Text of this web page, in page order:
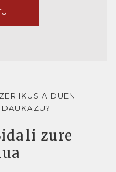
IKUSIA DUEN
DAUKAZU?
zure